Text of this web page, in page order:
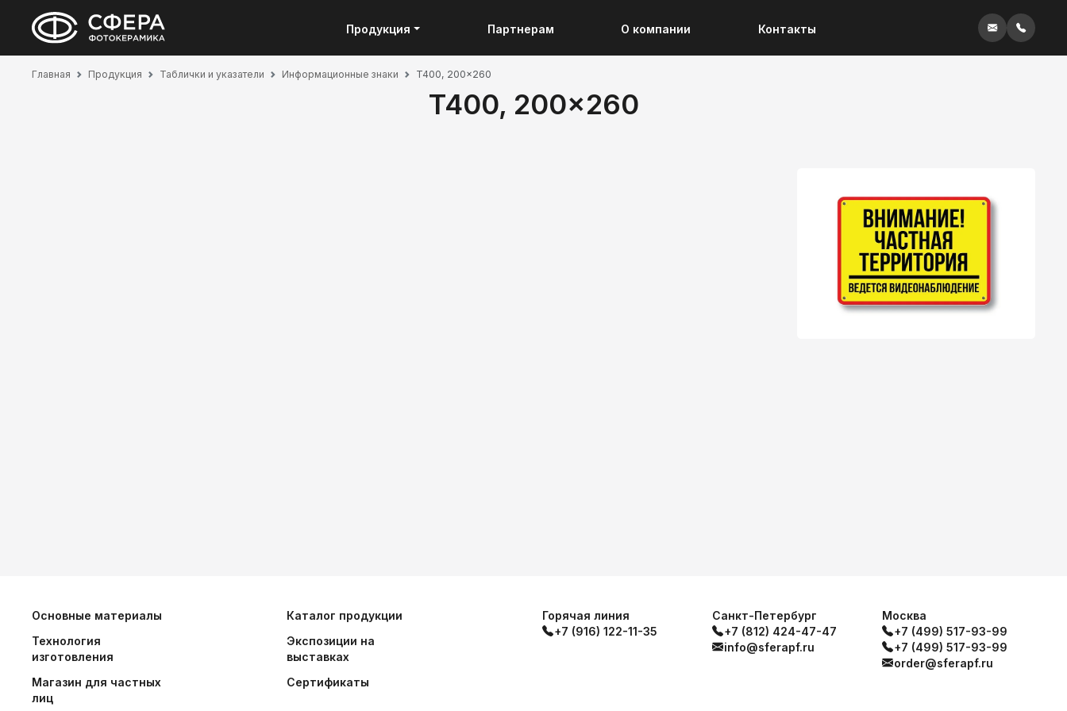
Продукция Партнерам О компании Контакты
Главная Продукция Таблички и указатели Информационные знаки T400, 200x260
T400, 200x260
Основные материалы
Технология
изготовления
Магазин для частных
лиц
Каталог продукции
Экспозиции на
выставках
Сертификаты
Горячая линия
+7 (916) 122-11-35
Санкт-Петербург
+7 (812) 424-47-47
info@sferapf.ru
Москва
+7 (499) 517-93-99
+7 (499) 517-93-99
order@sferapf.ru